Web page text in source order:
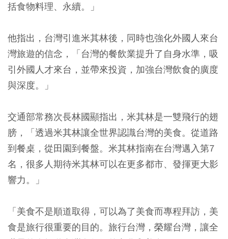
括食物料理、永續。」
他指出，台灣引進米其林後，同時也強化外國人來台
灣旅遊的信念，「台灣的餐飲業提升了自身水準，吸
引外國人才來台，並帶來投資，加強台灣飲食的廣度
與深度。」
交通部常務次長林國顯指出，米其林是一雙飛行的翅
膀，「透過米其林讓全世界認識台灣的美食。從道路
到餐桌，從田園到餐盤。米其林指南在台灣邁入第7
名，很多人期待米其林可以在更多都市、發揮更大影
響力。」
「美食不是順道取得，可以為了美食而專程拜訪，美
食是旅行很重要的目的。旅行台灣，榮耀台灣，讓全